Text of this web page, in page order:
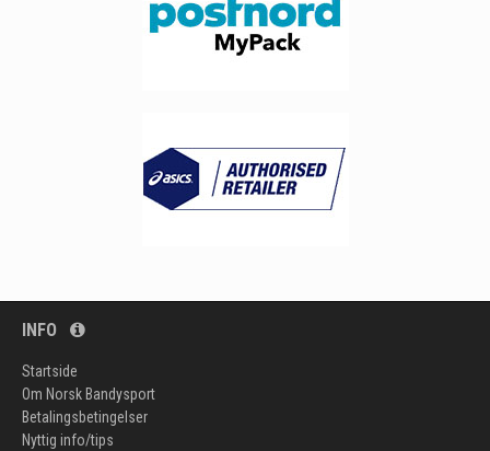
INFO
Startside
Om Norsk Bandysport
Betalingsbetingelser
Nyttig info/tips